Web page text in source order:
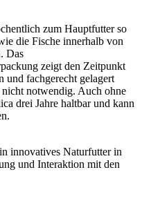
zum Hauptfutter so
die Fische innerhalb von
Das
zeigt den Zeitpunkt
und fachgerecht gelagert
notwendig. Auch ohne
drei Jahre haltbar und kann
innovatives Naturfutter in
und Interaktion mit den